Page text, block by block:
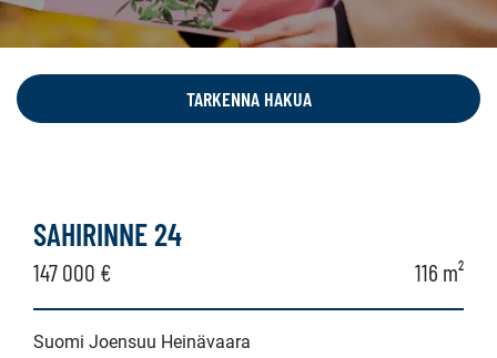
Tällä
sivulla
omakotitalo,
erillistalo,
maatila
TARKENNA HAKUA
SAHIRINNE 24
147 000 € 116 m²
Suomi Joensuu Heinävaara